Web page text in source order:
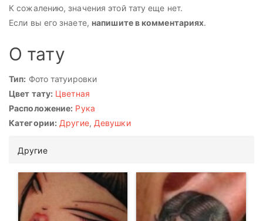
К сожалению, значения этой тату еще нет.
Если вы его знаете, напишите в комментариях.
О тату
Тип: Фото татуировки
Цвет тату: Цветная
Расположение: Рука
Категории: Другие, Девушки
Другие